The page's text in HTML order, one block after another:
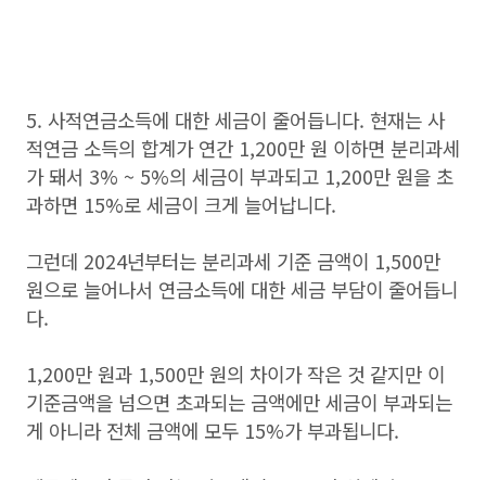
5. 사적연금소득에 대한 세금이 줄어듭니다. 현재는 사
적연금 소득의 합계가 연간 1,200만 원 이하면 분리과세
가 돼서 3% ~ 5%의 세금이 부과되고 1,200만 원을 초
과하면 15%로 세금이 크게 늘어납니다.
그런데 2024년부터는 분리과세 기준 금액이 1,500만
원으로 늘어나서 연금소득에 대한 세금 부담이 줄어듭니
다.
1,200만 원과 1,500만 원의 차이가 작은 것 같지만 이
기준금액을 넘으면 초과되는 금액에만 세금이 부과되는
게 아니라 전체 금액에 모두 15%가 부과됩니다.